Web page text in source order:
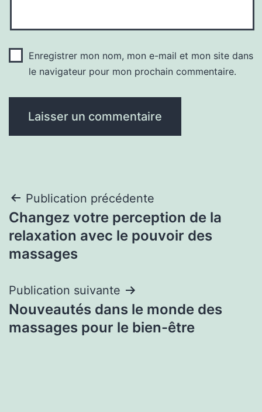
Enregistrer mon nom, mon e-mail et mon site dans
le navigateur pour mon prochain commentaire.
Navigation
de
l’article
Publication précédente
Changez votre perception de la
relaxation avec le pouvoir des
massages
Publication suivante
Nouveautés dans le monde des
massages pour le bien-être